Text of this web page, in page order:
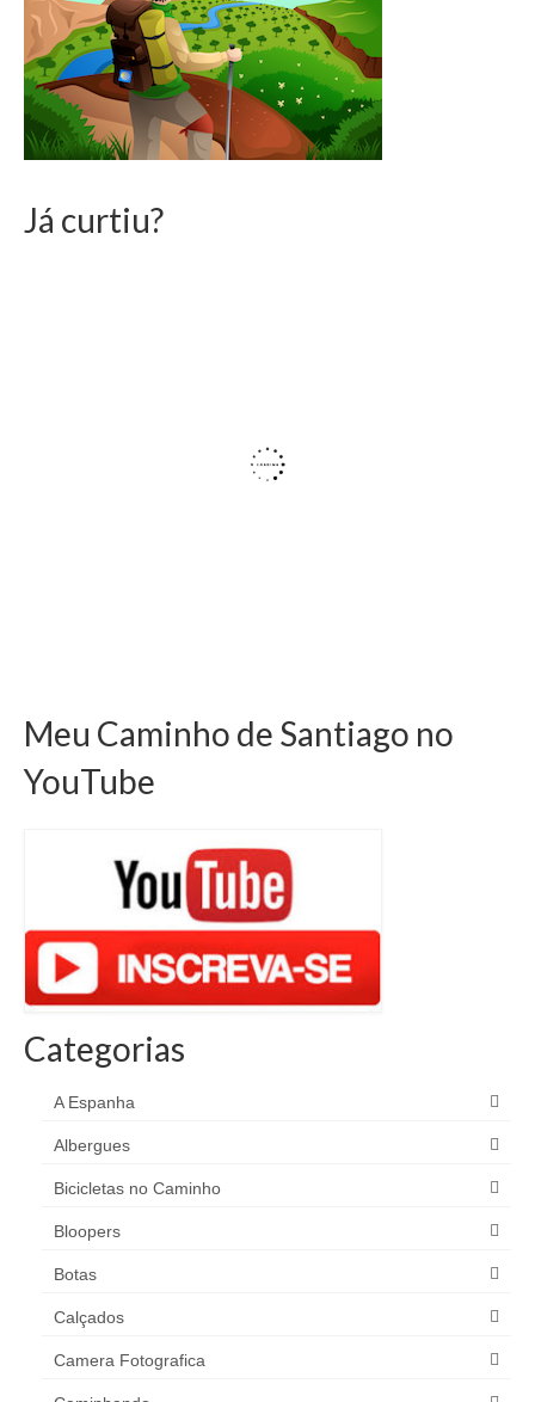
Já curtiu?
Meu Caminho de Santiago no
YouTube
Categorias
A Espanha
Albergues
Bicicletas no Caminho
Bloopers
Botas
Calçados
Camera Fotografica